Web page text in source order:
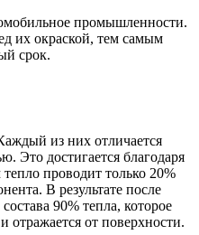
промышленности.
их окраской, тем самым
срок.
из них отличается
Это достигается благодаря
проводит только 20%
В результате после
90% тепла, которое
отражается от поверхности.